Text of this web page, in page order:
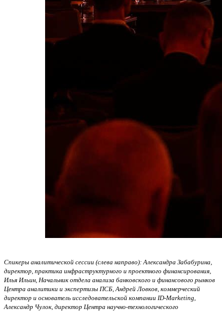
Спикеры аналитической сессии (слева направо): Александра Забабурина,
директор, практика инфраструктурного и проектного финансирования,
Илья Ильин, Начальник отдела анализа банковского и финансового рынков
Центра аналитики и экспертизы ПСБ, Андрей Ловков, коммерческий
директор и основатель исследовательской компании ID-Marketing,
Александр Чулок, директор Центра научно-технологического